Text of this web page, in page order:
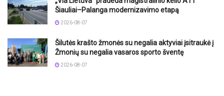
Šiauliai–Palanga modernizavimo etapą
2026-08-07
Šilutės krašto žmonės su negalia aktyviai įsitraukė į
Žmonių su negalia vasaros sporto šventę
2026-08-07